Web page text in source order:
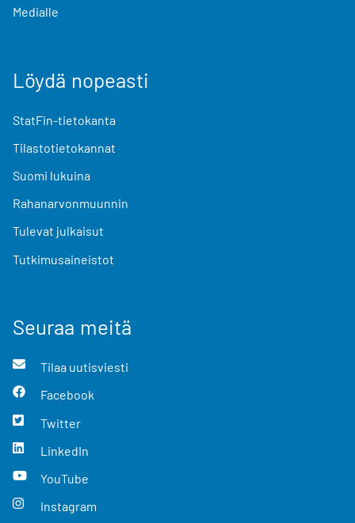
Medialle
Löydä nopeasti
StatFin-tietokanta
Tilastotietokannat
Suomi lukuina
Rahanarvonmuunnin
Tulevat julkaisut
Tutkimusaineistot
Seuraa meitä
Tilaa uutisviesti
Facebook
Twitter
LinkedIn
YouTube
Instagram